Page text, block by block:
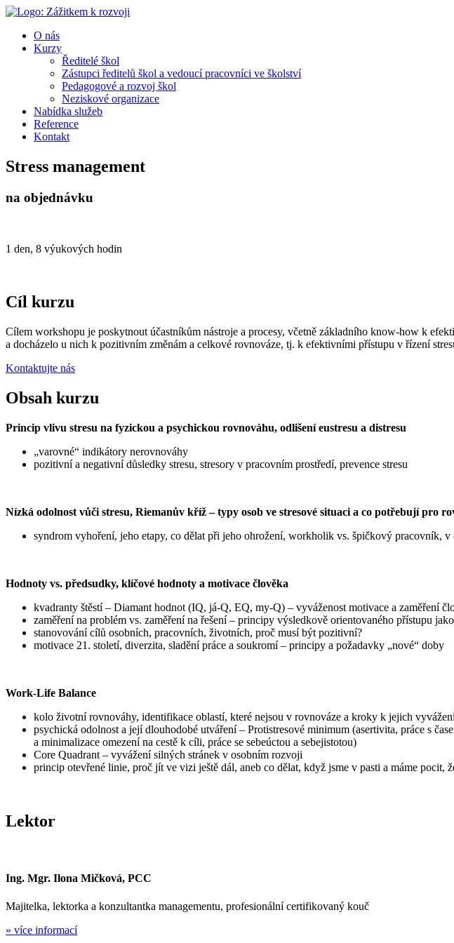
O nás
Kurzy
Ředitelé škol
Zástupci ředitelů škol a vedoucí pracovníci ve školství
Pedagogové a rozvoj škol
Neziskové organizace
Nabídka služeb
Reference
Kontakt
Stress management
na objednávku
1 den, 8 výukových hodin
Cíl kurzu
Cílem workshopu je poskytnout účastníkům nástroje a procesy, včetně základního know-how k
a docházelo u nich k pozitivním změnám a celkové rovnováze, tj. k efektivními přístupu v řízení
Kontaktujte nás
Obsah kurzu
Princip vlivu stresu na fyzickou a psychickou rovnováhu, odlišení eustresu a distresu
„varovné“ indikátory nerovnováhy
pozitivní a negativní důsledky stresu, stresory v pracovním prostředí, prevence stresu
Nízká odolnost vůči stresu, Riemanův kříž – typy osob ve stresové situaci a co potřebují pro
syndrom vyhoření, jeho etapy, co dělat při jeho ohrožení, workholik vs. špičkový pracovník, v
Hodnoty vs. předsudky, klíčové hodnoty a motivace člověka
kvadranty štěstí – Diamant hodnot (IQ, já-Q, EQ, my-Q) – vyváženost motivace a zaměření
zaměření na problém vs. zaměření na řešení – principy výsledkově orientovaného přístupu
stanovování cílů osobních, pracovních, životních, proč musí být pozitivní?
motivace 21. století, diverzita, sladění práce a soukromí – principy a požadavky „nové“ doby
Work-Life Balance
kolo životní rovnováhy, identifikace oblastí, které nejsou v rovnováze a kroky k jejich
psychická odolnost a její dlouhodobé utváření – Protistresové minimum (asertivita, práce s
a minimalizace omezení na cestě k cíli, práce se sebeúctou a sebejistotou)
Core Quadrant – vyvážení silných stránek v osobním rozvoji
princip otevřené linie, proč jít ve vizi ještě dál, aneb co dělat, když jsme v pasti a máme
Lektor
Ing. Mgr. Ilona Mičková, PCC
Majitelka, lektorka a konzultantka managementu, profesionální certifikovaný kouč
» více informací